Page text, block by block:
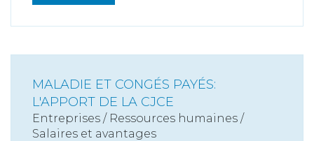
MALADIE ET CONGÉS PAYÉS:
L'APPORT DE LA CJCE
Entreprises / Ressources humaines /
Salaires et avantages